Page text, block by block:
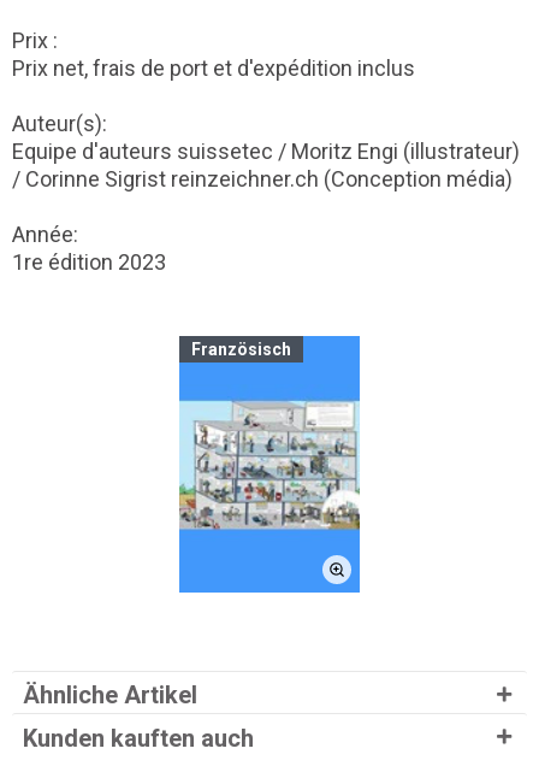
Prix :
Prix net, frais de port et d'expédition inclus
Auteur(s):
Equipe d'auteurs suissetec / Moritz Engi (illustrateur)
/ Corinne Sigrist reinzeichner.ch (Conception média)
Année:
1re édition 2023
Französisch
Ähnliche Artikel
Kunden kauften auch